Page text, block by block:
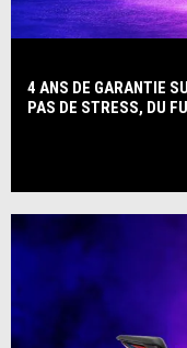
4 ANS DE GARANTIE
PAS DE STRESS, DU